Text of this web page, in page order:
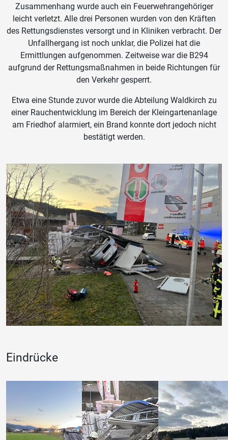
Zusammenhang wurde auch ein Feuerwehrangehöriger
leicht verletzt. Alle drei Personen wurden von den Kräften
des Rettungsdienstes versorgt und in Kliniken verbracht. Der
Unfallhergang ist noch unklar, die Polizei hat die
Ermittlungen aufgenommen. Zeitweise war die B294
aufgrund der Rettungsmaßnahmen in beide Richtungen für
den Verkehr gesperrt.
Etwa eine Stunde zuvor wurde die Abteilung Waldkirch zu
einer Rauchentwicklung im Bereich der Kleingartenanlage
am Friedhof alarmiert, ein Brand konnte dort jedoch nicht
bestätigt werden.
Eindrücke